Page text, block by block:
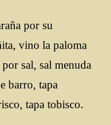
por su
vino la paloma
sal, sal menuda
barro, tapa
tapa tobisco.